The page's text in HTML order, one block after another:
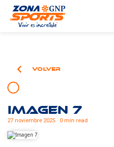
Volver
Imagen 7
27 noviembre 2025 · 0 min read